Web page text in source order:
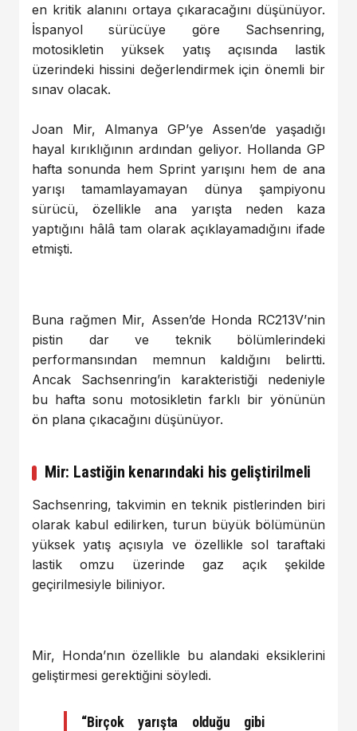
en kritik alanını ortaya çıkaracağını düşünüyor.
İspanyol sürücüye göre Sachsenring,
motosikletin yüksek yatış açısında lastik
üzerindeki hissini değerlendirmek için önemli bir
sınav olacak.
Joan Mir, Almanya GP’ye Assen’de yaşadığı
hayal kırıklığının ardından geliyor. Hollanda GP
hafta sonunda hem Sprint yarışını hem de ana
yarışı tamamlayamayan dünya şampiyonu
sürücü, özellikle ana yarışta neden kaza
yaptığını hâlâ tam olarak açıklayamadığını ifade
etmişti.
Buna rağmen Mir, Assen’de Honda RC213V’nin
pistin dar ve teknik bölümlerindeki
performansından memnun kaldığını belirtti.
Ancak Sachsenring’in karakteristiği nedeniyle
bu hafta sonu motosikletin farklı bir yönünün
ön plana çıkacağını düşünüyor.
Mir: Lastiğin kenarındaki his geliştirilmeli
Sachsenring, takvimin en teknik pistlerinden biri
olarak kabul edilirken, turun büyük bölümünün
yüksek yatış açısıyla ve özellikle sol taraftaki
lastik omzu üzerinde gaz açık şekilde
geçirilmesiyle biliniyor.
Mir, Honda’nın özellikle bu alandaki eksiklerini
geliştirmesi gerektiğini söyledi.
“Birçok yarışta olduğu gibi